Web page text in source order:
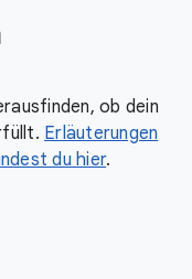
ob dein
Erläuterungen
du hier.